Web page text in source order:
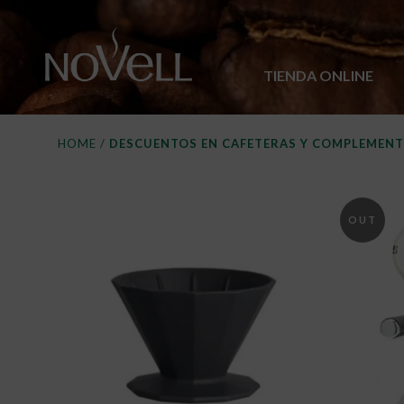
TIENDA ONLINE
HOME / DESCUENTOS EN CAFETERAS Y
OUT